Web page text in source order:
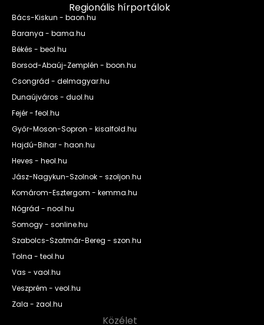
Regionális hírportálok
Bács-Kiskun - baon.hu
Baranya - bama.hu
Békés - beol.hu
Borsod-Abaúj-Zemplén - boon.hu
Csongrád - delmagyar.hu
Dunaújváros - duol.hu
Fejér - feol.hu
Győr-Moson-Sopron - kisalfold.hu
Hajdú-Bihar - haon.hu
Heves - heol.hu
Jász-Nagykun-Szolnok - szoljon.hu
Komárom-Esztergom - kemma.hu
Nógrád - nool.hu
Somogy - sonline.hu
Szabolcs-Szatmár-Bereg - szon.hu
Tolna - teol.hu
Vas - vaol.hu
Veszprém - veol.hu
Zala - zaol.hu
Közélet